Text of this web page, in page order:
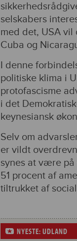
selskabers
med det, USA
Cuba og
I denne
politiske klima i
protofascisme
i det
keynesiansk
Selv om
er vildt
synes at være på
51 procent af
tiltrukket af
NYESTE: UDLAND